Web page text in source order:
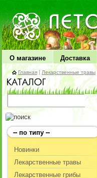
ЛЕТО чудо здоровья
О магазине Доставка
Главная |Лекарственные травы
-- по типу --
Новинки
Лекарственные травы
Лекарственные грибы